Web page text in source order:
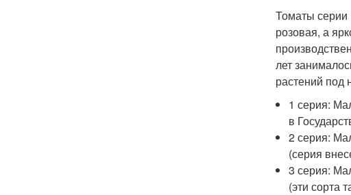
Томаты серии
розовая, а
лет
растений под
1 серия:
в
2 серия:
(серия
3 серия:
(эти сорта